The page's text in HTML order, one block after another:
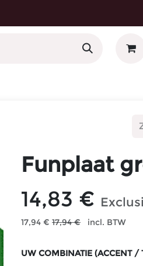
Funplaat
14,83 €
17,94 € 17,94€ incl. BTW
UW COMBINATIE (ACCENT